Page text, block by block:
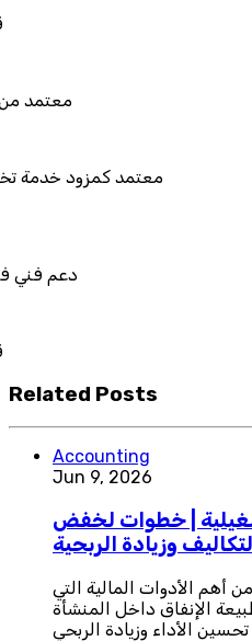
قابل للربط والتخصيص
معتمد من هيئة الزكاة والضريبة
خدمة تخطيط موارد المؤسسات
فني في استيراد بيانات نظامك
قابل للربط والتخصيص
Related Posts
Accounting
Jun 9, 2026
| خطوات لخفض
التكاليف وزيادة الربحية
أهم الأدوات المالية التي
الإنفاق داخل المنشأة
الأداء وزيادة الربحي